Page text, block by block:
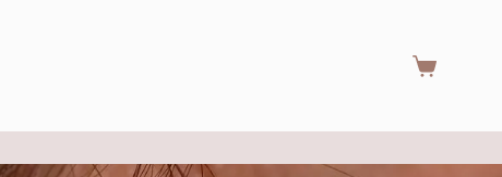
Warenkorb